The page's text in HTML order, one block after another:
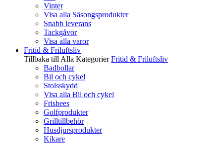
Vinter
Visa alla Säsongsprodukter
Snabb leverans
Tackgåvor
Visa alla varor
Fritid & Friluftsliv
Tillbaka till Alla Kategorier Fritid & Friluftsliv
Badbollar
Bil och cykel
Stolsskydd
Visa alla Bil och cykel
Frisbees
Golfprodukter
Grilltillbehör
Husdjursprodukter
Kikare